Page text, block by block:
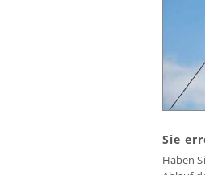
Sie
Haben